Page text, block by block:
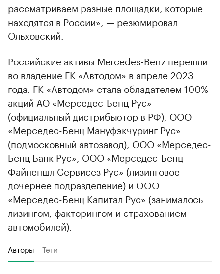
рассматриваем разные площадки, которые
находятся в России», — резюмировал
Ольховский.
Российские активы Mercedes-Benz перешли
во владение ГК «Автодом» в апреле 2023
года. ГК «Автодом» стала обладателем 100%
акций АО «Мерседес-Бенц Рус»
(официальный дистрибьютор в РФ), ООО
«Мерседес-Бенц Мануфэкчуринг Рус»
(подмосковный автозавод), ООО «Мерседес-
Бенц Банк Рус», ООО «Мерседес-Бенц
Файненшл Сервисез Рус» (лизинговое
дочернее подразделение) и OOO
«Мерседес-Бенц Капитал Рус» (занималось
лизингом, факторингом и страхованием
автомобилей).
Авторы Теги